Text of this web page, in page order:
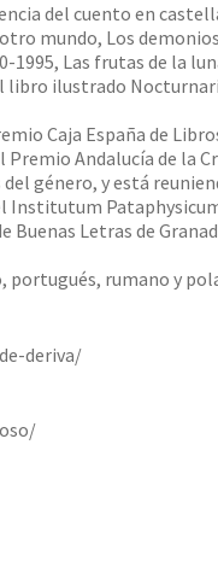
del cuento en
mundo, Los
1995, Las frutas de la
ilustrado
Caja España de
Andalucía de la
género, y está
Institutum
Buenas Letras de
portugués, rumano y
deriva/